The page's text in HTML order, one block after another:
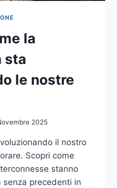
la
sta
le nostre
2025
il nostro
Scopri come
stanno
precedenti in